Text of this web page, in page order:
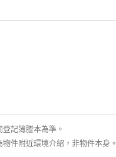
記簿謄本為準。
件附近環境介紹，非物件本身。